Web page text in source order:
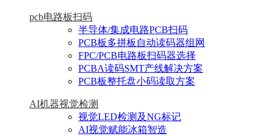
pcb电路板扫码
半导体/集成电路PCB扫码
PCB板多拼板自动读码器组网
FPC/PCB电路板扫码器选择
PCBA读码SMT产线解决方案
PCB板整托盘小码读取方案
AI机器视觉检测
视觉LED检测及NG标记
AI视觉赋能冰箱智造